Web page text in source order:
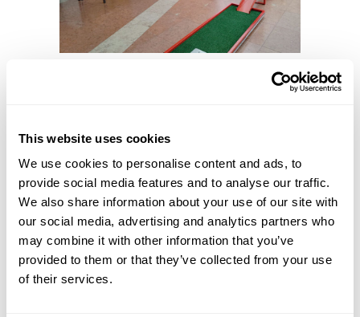
This website uses cookies
We use cookies to personalise content and ads, to
provide social media features and to analyse our traffic.
We also share information about your use of our site with
our social media, advertising and analytics partners who
may combine it with other information that you’ve
provided to them or that they’ve collected from your use
of their services.
O evento é realizado anualmente, no ISCTE-
maiores marcas nacionais e internacionais e
tendências do mundo do Marketing.
A agenda das Marketing Journeys de 2022 pode
ser consultadaaqui.